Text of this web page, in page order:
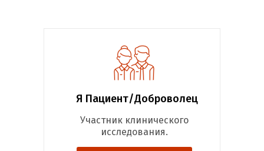
Я Пациент/Доброволец
Участник клинического
исследования.